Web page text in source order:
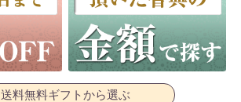
送料無料ギフトから選ぶ